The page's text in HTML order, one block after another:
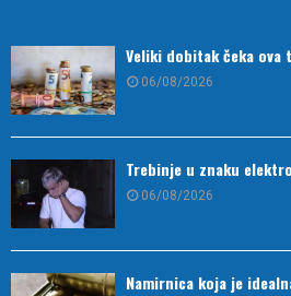
Veliki dobitak čeka ova
06/08/2026
Trebinje u znaku
06/08/2026
Namirnica koja je